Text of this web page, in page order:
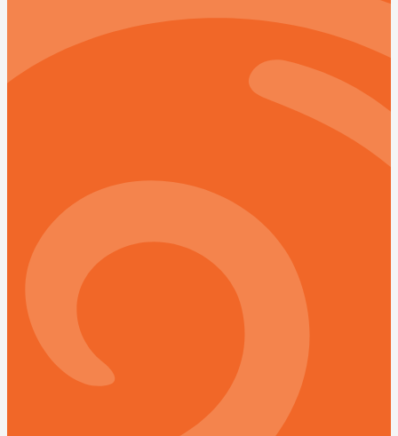
Węglowodany
40%-55%
Tłuszcze
*Wartości dotyczą wariantu pięcioposiłkowego i mogą
się różnić przy wyborze innego zestawu.